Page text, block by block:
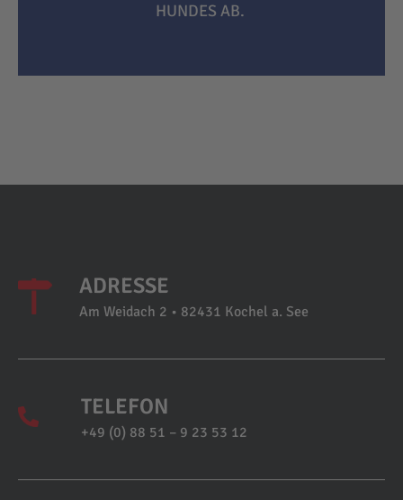
HUNDES AB.
ADRESSE
Am Weidach 2 • 82431 Kochel a. See
TELEFON
+49 (0) 88 51 – 9 23 53 12